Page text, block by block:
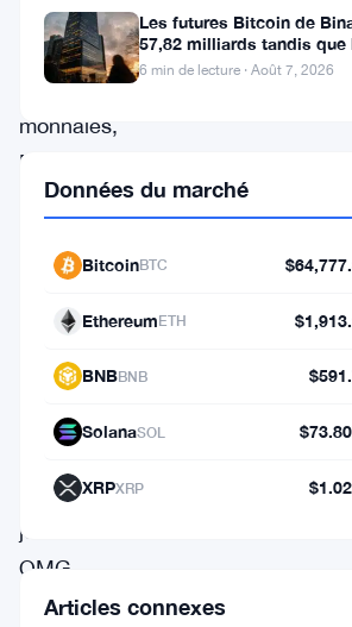
communauté
des
crypto-
monnaies,
Binance
US
officiellement
déclaré
intention
jeton
OMG
Network
Les futures Bitcoin de
57,82 milliards tandis
huit fois
6 min de lecture · Août 7, 2026
Données du marché
BitcoinBTC
EthereumETH
BNBBNB
SolanaSOL
XRPXRP
Articles connexes